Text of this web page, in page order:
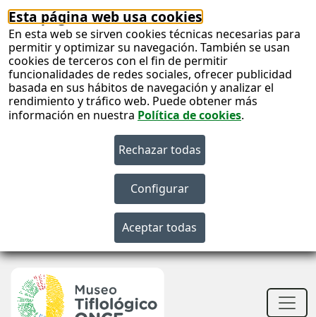
Esta página web usa cookies
En esta web se sirven cookies técnicas necesarias para
permitir y optimizar su navegación. También se usan
cookies de terceros con el fin de permitir
funcionalidades de redes sociales, ofrecer publicidad
basada en sus hábitos de navegación y analizar el
rendimiento y tráfico web. Puede obtener más
información en nuestra Política de cookies.